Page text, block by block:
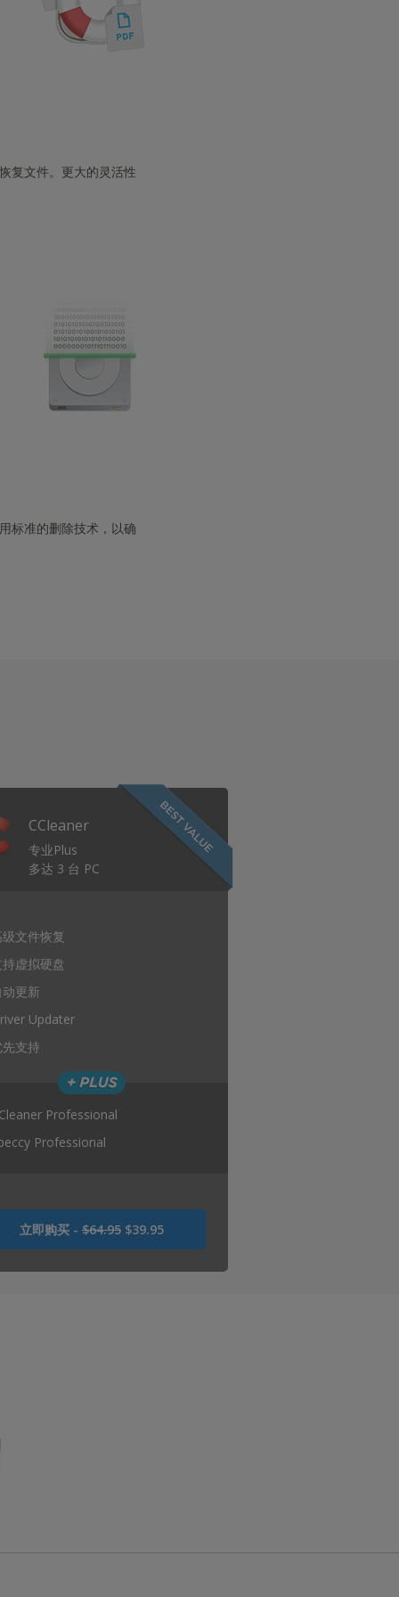
复文件。更大的灵活性
标准的删除技术，以确
CCleaner
专业Plus
多达 3 台 PC
文件恢复
虚拟硬盘
更新
Updater
支持
Professional
Professional
立即购买 -$64.95$39.95曾
是